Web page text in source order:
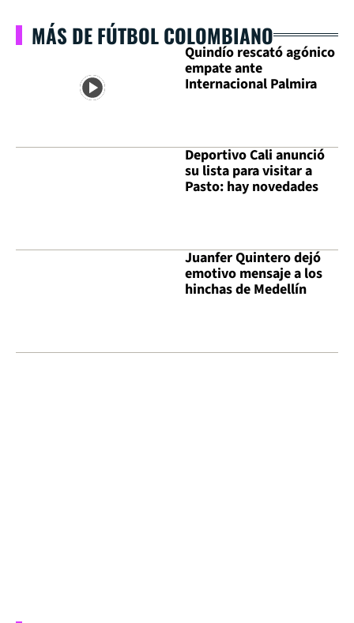
MÁS DE FÚTBOL COLOMBIANO
Quindío rescató agónico
empate ante
Internacional Palmira
Deportivo Cali anunció
su lista para visitar a
Pasto: hay novedades
Juanfer Quintero dejó
emotivo mensaje a los
hinchas de Medellín